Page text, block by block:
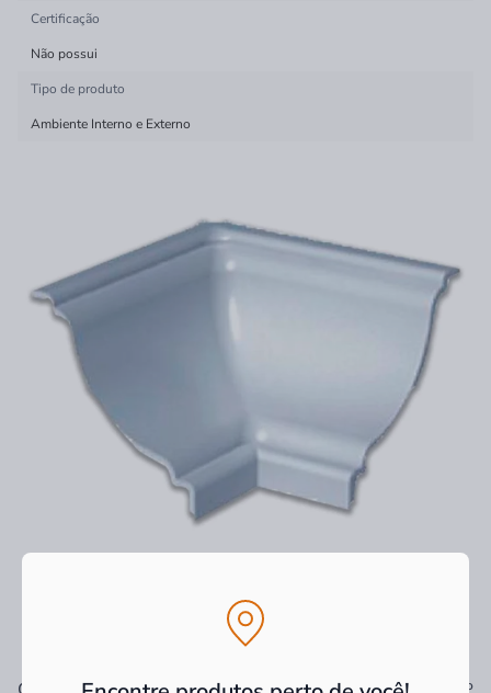
Ver tudo
Certificação
Não possui
Tipo de produto
Ambiente Interno e Externo